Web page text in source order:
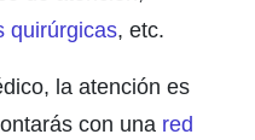
quirúrgicas, etc.
la atención es
con una red